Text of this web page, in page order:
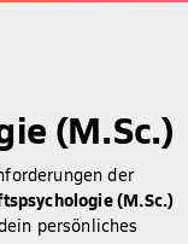
(M.Sc.)
der
(M.Sc.)
persönliches